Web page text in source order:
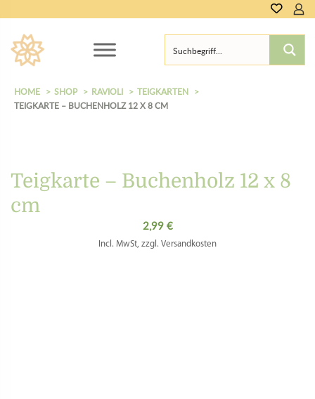
HOME SHOP RAVIOLI
TEIGKARTEN
TEIGKARTE – BUCHENHOLZ 12 X 8 CM
Teigkarte – Buchenholz 12 x 8
cm
2,99 €
Incl. MwSt, zzgl. Versandkosten